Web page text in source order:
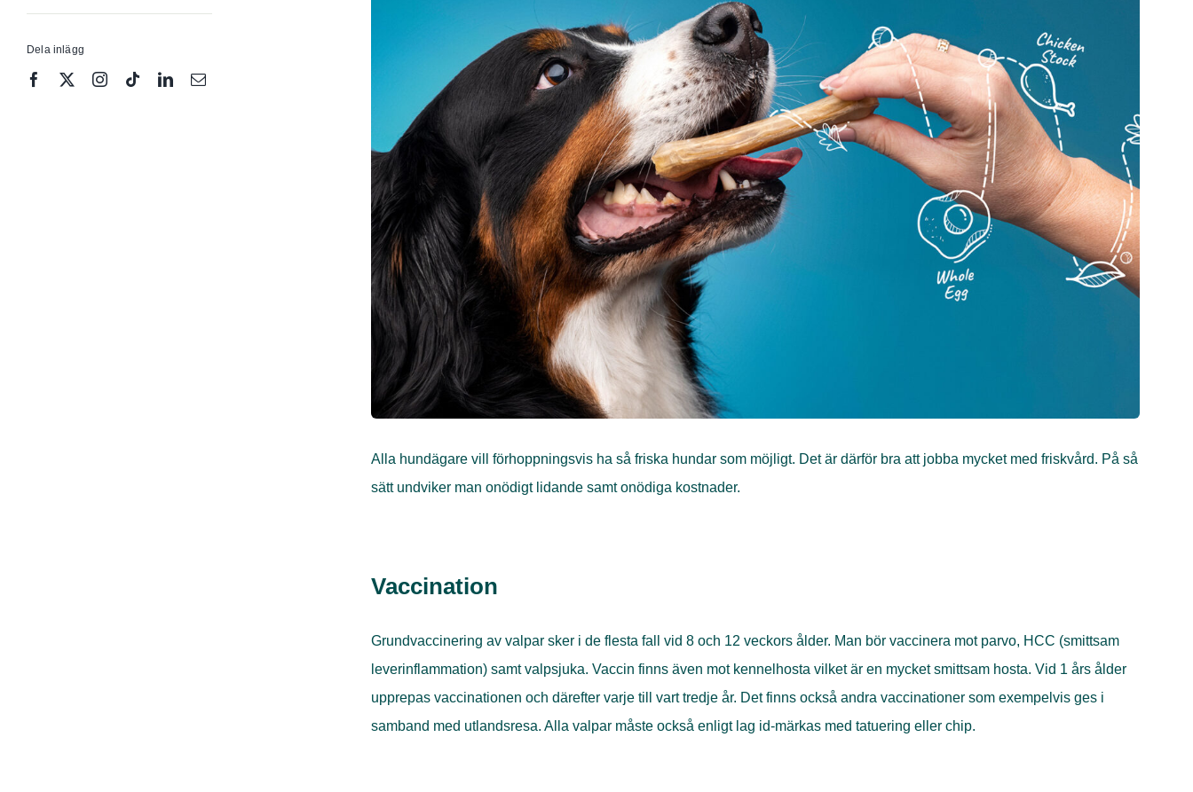
Dela inlägg
Alla hundägare vill förhoppningsvis ha så friska hundar som möjligt. Det är därför bra att jobba mycket med friskvård. På så
sätt undviker man onödigt lidande samt onödiga kostnader.
Vaccination
Grundvaccinering av valpar sker i de flesta fall vid 8 och 12 veckors ålder. Man bör vaccinera mot parvo, HCC (smittsam
leverinflammation) samt valpsjuka. Vaccin finns även mot kennelhosta vilket är en mycket smittsam hosta. Vid 1 års ålder
upprepas vaccinationen och därefter varje till vart tredje år. Det finns också andra vaccinationer som exempelvis ges i
samband med utlandsresa. Alla valpar måste också enligt lag id-märkas med tatuering eller chip.